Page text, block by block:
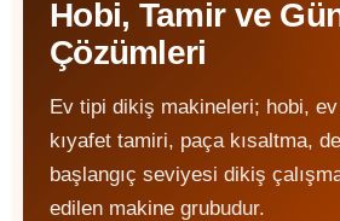
Hobi, Tamir ve
Çözümleri
Ev tipi dikiş makineleri; hobi, ev
kıyafet tamiri, paça kısaltma,
başlangıç seviyesi dikiş
edilen makine grubudur.